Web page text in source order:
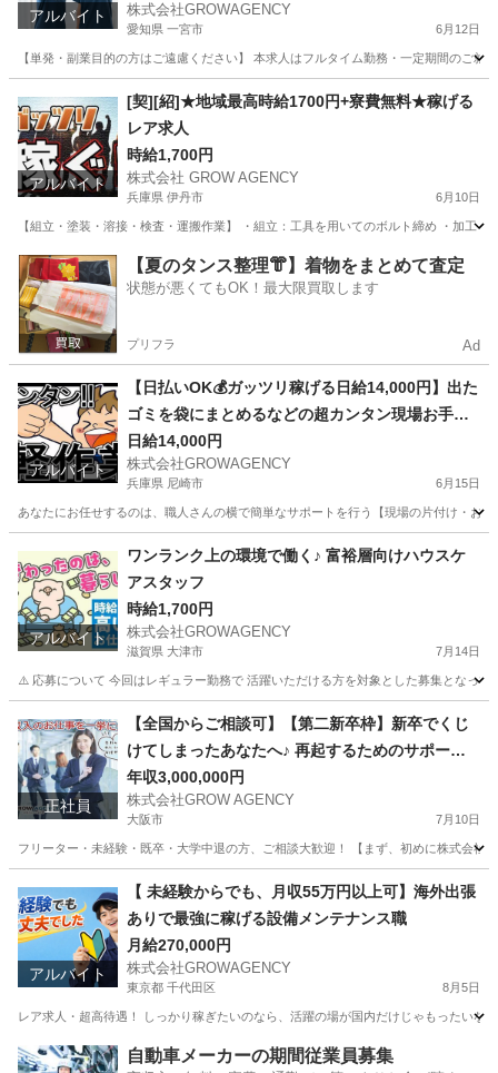
アルバイト 株式会社GROWAGENCY
愛知県 一宮市 6月12日
【単発・副業目的の方はご遠慮ください】 本求人はフルタイム勤務・一定期間のご
清掃 短期間
アルバイト
[契][紹]★地域最高時給1700円+寮費無料★稼げる
レア求人
時給1,700円
株式会社 GROW AGENCY
兵庫県 伊丹市 6月10日
【組立・塗装・溶接・検査・運搬作業】 ・組立：工具を用いてのボルト締め ・加工
兵庫 伊丹市 軽作業 時給
【夏のタンス整理👘】着物をまとめて査定
状態が悪くてもOK！最大限買取します
プリフラ Ad
アルバイト
【日払いOK💰ガッツリ稼げる日給14,000円】出た
ゴミを袋にまとめるなどの超カンタン現場お手伝
い◎
日給14,000円
株式会社GROWAGENCY
兵庫県 尼崎市 6月15日
あなたにお任せするのは、職人さんの横で簡単なサポートを行う【現場の片付け・お
その他 ゲーム
アルバイト
ワンランク上の環境で働く♪ 富裕層向けハウスケ
アスタッフ
時給1,700円
株式会社GROWAGENCY
滋賀県 大津市 7月14日
⚠️ 応募について 今回はレギュラー勤務で 活躍いただける方を対象とした募集となっ
清掃 富裕層
正社員
【全国からご相談可】【第二新卒枠】新卒でくじ
けてしまったあなたへ♪ 再起するためのサポート
をさせてください♪
年収3,000,000円
株式会社GROW AGENCY
大阪市 7月10日
フリーター・未経験・既卒・大学中退の方、ご相談大歓迎！ 【まず、初めに株式会
その他 新卒
アルバイト
【 未経験からでも、月収55万円以上可】海外出張
ありで最強に稼げる設備メンテナンス職
月給270,000円
株式会社GROWAGENCY
東京都 千代田区 8月5日
レア求人・超高待遇！ しっかり稼ぎたいのなら、活躍の場が国内だけじゃもったい
東京 千代田区 その他 海外出張
自動車メーカーの期間従業員募集